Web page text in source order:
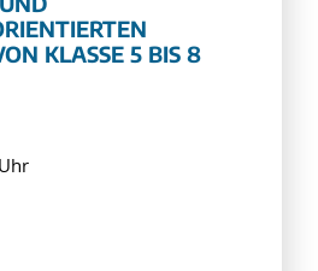
KLASSE 5 BIS 8